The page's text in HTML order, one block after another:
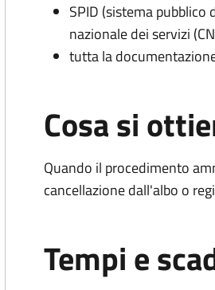
SPID (sistema pubblico
nazionale dei servizi
tutta la
Cosa si
Quando il procedimento
cancellazione dall'albo o
Tempi e